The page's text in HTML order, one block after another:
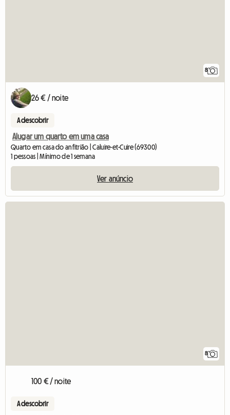
8
26 € / noite
A descobrir
Alugar um quarto em uma casa
Quarto em casa do anfitrião | Caluire-et-Cuire (69300)
1 pessoas | Mínimo de 1 semana
Ver anúncio
8
100 € / noite
A descobrir